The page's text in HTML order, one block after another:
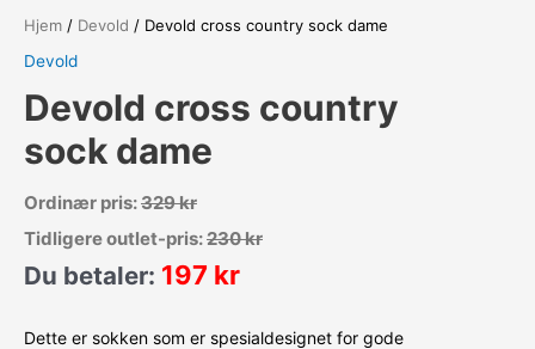
Hjem / Devold / Devold cross country sock dame
Devold
Devold cross country
sock dame
Ordinær pris:329kr
Tidligere outlet-pris:230kr
Du betaler: 197 kr
Dette er sokken som er spesialdesignet for gode